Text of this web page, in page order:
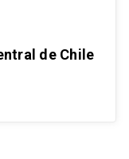
de Chile